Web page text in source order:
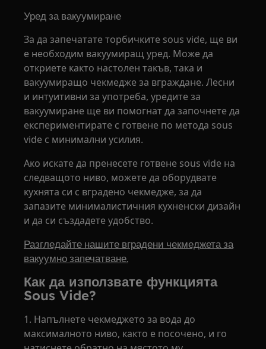
Уред за вакуумиране
За да запечатате торбичките sous vide, ще ви
е необходим вакуумиращ уред. Може да
откриете както настолен такъв, така и
вакуумиращо чекмедже за вграждане. Лесни
и интуитивни за употреба, уредите за
вакуумиране ще ви помогнат да започнете да
експериментирате с готвене по метода sous
vide с минимални усилия.
Ако искате да пренесете готвене sous vide на
следващото ниво, можете да оборудвате
кухнята си с вградено чекмедже, за да
запазите минималистичния кухненски дизайн
и да си създадете удобство.
Разгледайте нашите вградени чекмеджета за
вакуумно запечатване.
Как да използвате функцията
Sous Vide?
1. Напълнете чекмеджето за вода до
максималното ниво, както е посочено, и го